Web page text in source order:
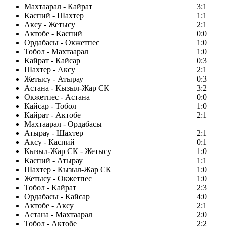
Махтаарал - Кайрат
3:1
Каспий - Шахтер
1:1
Аксу - Жетысу
2:1
Актобе - Каспий
0:0
Ордабасы - Окжетпес
1:0
Тобол - Махтаарал
1:0
Кайрат - Кайсар
0:3
Шахтер - Аксу
2:1
Жетысу - Атырау
0:3
Астана - Кызыл-Жар СК
3:2
Окжетпес - Астана
0:0
Кайсар - Тобол
1:0
Кайрат - Актобе
2:1
Махтаарал - Ордабасы
Атырау - Шахтер
2:1
Аксу - Каспий
0:1
Кызыл-Жар СК - Жетысу
1:0
Каспий - Атырау
1:1
Шахтер - Кызыл-Жар СК
1:0
Жетысу - Окжетпес
1:0
Тобол - Кайрат
2:3
Ордабасы - Кайсар
4:0
Актобе - Аксу
2:1
Астана - Махтаарал
2:0
Тобол - Актобе
2:2